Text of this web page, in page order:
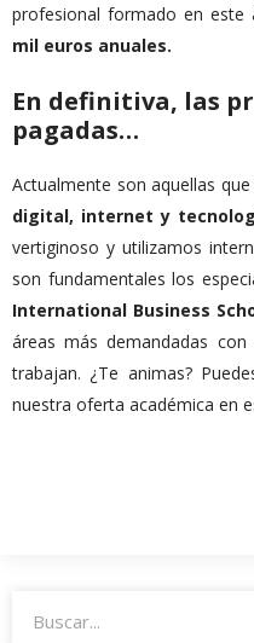
profesional formado en este
mil euros anuales.
En definitiva, las
pagadas…
Actualmente son aquellas que
digital, internet y
vertiginoso y utilizamos
son fundamentales los
International Business
áreas más demandadas
trabajan. ¿Te animas?
nuestra oferta académica en